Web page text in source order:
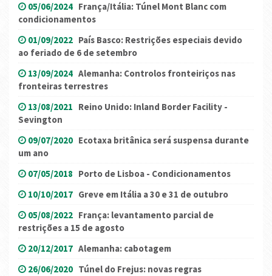
05/06/2024 França/Itália: Túnel Mont Blanc com
condicionamentos
01/09/2022 País Basco: Restrições especiais devido
ao feriado de 6 de setembro
13/09/2024 Alemanha: Controlos fronteiriços nas
fronteiras terrestres
13/08/2021 Reino Unido: Inland Border Facility -
Sevington
09/07/2020 Ecotaxa britânica será suspensa durante
um ano
07/05/2018 Porto de Lisboa - Condicionamentos
10/10/2017 Greve em Itália a 30 e 31 de outubro
05/08/2022 França: levantamento parcial de
restrições a 15 de agosto
20/12/2017 Alemanha: cabotagem
26/06/2020 Túnel do Frejus: novas regras